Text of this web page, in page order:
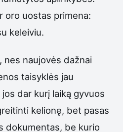
oro uostas primena:
keleiviu.
nes naujovės dažnai
taisyklės jau
dar kurį laiką gyvuos
kelionę, bet pasas
dokumentas, be kurio